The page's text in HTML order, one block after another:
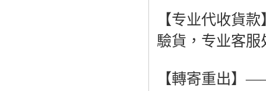
【专业代收貨
驗貨，专业客服
【轉寄重出】